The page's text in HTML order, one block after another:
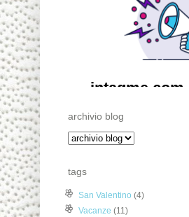
archivio blog
tags
San Valentino (4)
Vacanze (11)